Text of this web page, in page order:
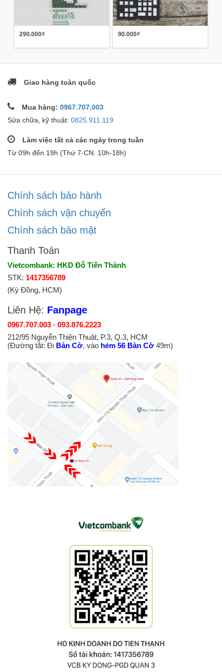
290.000₫ 90.000₫
Giao hàng toàn quốc
Mua hàng: 0967.707.003
Sửa chữa, kỹ thuật: 0825.911.119
Làm việc tất cả các ngày trong tuần
Từ 09h đến 19h (Thứ 7-CN: 10h-18h)
Chính sách bảo hành
Chính sách vận chuyển
Chính sách bảo mật
Thanh Toán
Vietcombank: HKD Đỗ Tiến Thành
STK: 1417356789
(Kỳ Đồng, HCM)
Liên Hệ: Fanpage
0967.707.003 - 093.876.2223
212/95 Nguyễn Thiện Thuật, P.3, Q.3, HCM
(Đường tắt: Đi Bàn Cờ, vào hẻm 56 Bàn Cờ 49m)